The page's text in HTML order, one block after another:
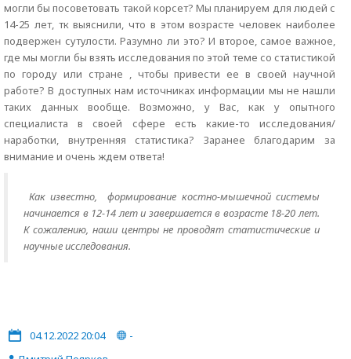
могли бы посоветовать такой корсет? Мы планируем для людей с
14-25 лет, тк выяснили, что в этом возрасте человек наиболее
подвержен сутулости. Разумно ли это? И второе, самое важное,
где мы могли бы взять исследования по этой теме со статистикой
по городу или стране , чтобы привести ее в своей научной
работе? В доступных нам источниках информации мы не нашли
таких данных вообще. Возможно, у Вас, как у опытного
специалиста в своей сфере есть какие-то исследования/
наработки, внутренняя статистика? Заранее благодарим за
внимание и очень ждем ответа!
Как известно, формирование костно-мышечной системы
начинается в 12-14 лет и завершается в возрасте 18-20 лет.
К сожалению, наши центры не проводят статистические и
научные исследования.
04.12.2022 20:04
-